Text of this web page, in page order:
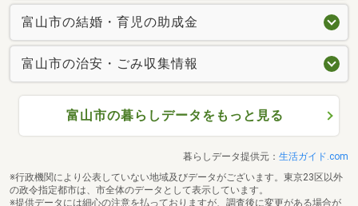
富山市の結婚・育児の助成金
富山市の治安・ごみ収集情報
富山市の暮らしデータをもっと見る
暮らしデータ提供元： 生活ガイド.com
※行政機関により公表していない地域及びデータがございます。東京23区以外
の政令指定都市は、市全体のデータとして表示しています。
※提供データには細心の注意を払っておりますが、調査後に変更がある場合が